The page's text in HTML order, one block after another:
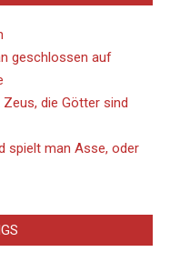
geschlossen auf
die Götter sind
spielt man Asse, oder